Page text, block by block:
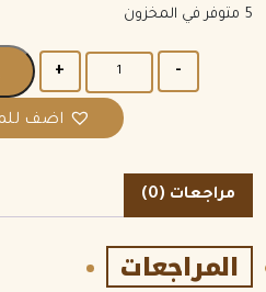
5 متوفر في المخزون
اضف
مراجعات (0)
المراجعات